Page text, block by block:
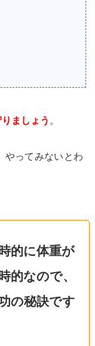
ましょう 。
やってみないとわ
的に体重が
的なので、
の秘訣です